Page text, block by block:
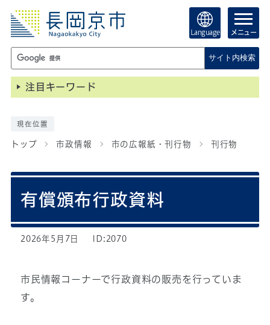
Language メニュー
サイト内検索
注目キーワード
現在位置
トップ 市政情報 市の広報紙・刊行物 刊行物
有償頒布行政資料
2026年5月7日 ID:2070
市民情報コーナーで行政資料の販売を行っていま
す。